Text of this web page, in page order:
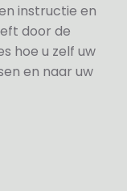
instructie en
door de
hoe u zelf uw
en naar uw